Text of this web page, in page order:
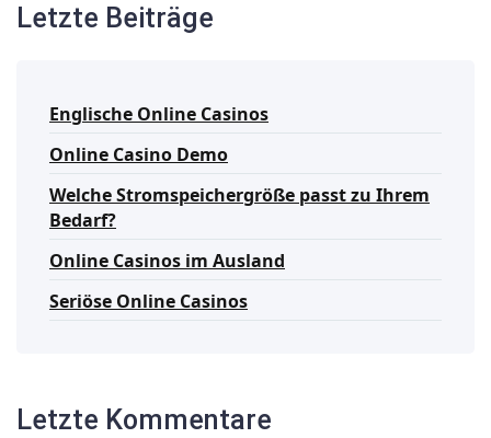
Letzte Beiträge
Englische Online Casinos
Online Casino Demo
Welche Stromspeichergröße passt zu Ihrem
Bedarf?
Online Casinos im Ausland
Seriöse Online Casinos
Letzte Kommentare